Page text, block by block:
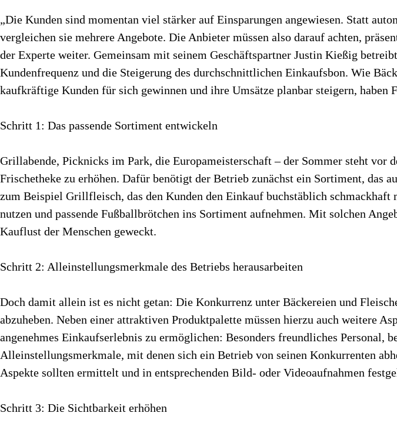
„Die Kunden sind momentan viel stärker auf Einsparungen angewiesen. Statt
vergleichen sie mehrere Angebote. Die Anbieter müssen also darauf achten,
der Experte weiter. Gemeinsam mit seinem Geschäftspartner Justin Kießig
Kundenfrequenz und die Steigerung des durchschnittlichen Einkaufsbon. Wie
kaufkräftige Kunden für sich gewinnen und ihre Umsätze planbar steigern,
Schritt 1: Das passende Sortiment entwickeln
Grillabende, Picknicks im Park, die Europameisterschaft – der Sommer steht
Frischetheke zu erhöhen. Dafür benötigt der Betrieb zunächst ein Sortiment,
zum Beispiel Grillfleisch, das den Kunden den Einkauf buchstäblich
nutzen und passende Fußballbrötchen ins Sortiment aufnehmen. Mit solchen
Kauflust der Menschen geweckt.
Schritt 2: Alleinstellungsmerkmale des Betriebs herausarbeiten
Doch damit allein ist es nicht getan: Die Konkurrenz unter Bäckereien und
abzuheben. Neben einer attraktiven Produktpalette müssen hierzu auch weitere
angenehmes Einkaufserlebnis zu ermöglichen: Besonders freundliches Personal,
Alleinstellungsmerkmale, mit denen sich ein Betrieb von seinen Konkurrenten
Aspekte sollten ermittelt und in entsprechenden Bild- oder Videoaufnahmen
Schritt 3: Die Sichtbarkeit erhöhen